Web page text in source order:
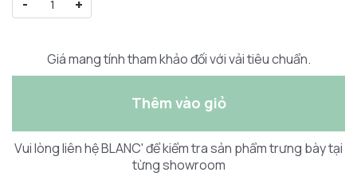
Giá mang tính tham khảo đối với vải tiêu chuẩn.
Thêm vào giỏ
Vui lòng liên hệ BLANC' để kiểm tra sản phẩm trưng bày tại
từng showroom